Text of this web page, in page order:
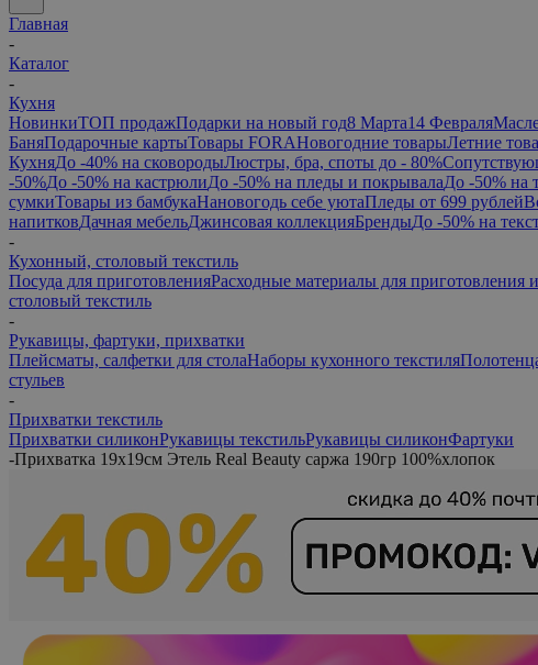
Главная
-
Каталог
-
Кухня
НовинкиТОП продажПодарки на новый год8 Марта14 Февраля
БаняПодарочные картыТовары FORAНовогодние товарыЛетние
КухняДо -40% на сковородыЛюстры, бра, споты до - 80%
-50%До -50% на кастрюлиДо -50% на пледы и покрывалаДо -50% на
сумкиТовары из бамбукаНановогодь себе уютаПледы от 699 рублей
напитковДачная мебельДжинсовая коллекцияБрендыДо -50% на
-
Кухонный, столовый текстиль
Посуда для приготовленияРасходные материалы для приготовления
столовый текстиль
-
Рукавицы, фартуки, прихватки
Плейсматы, салфетки для столаНаборы кухонного текстиля
стульев
-
Прихватки текстиль
Прихватки силиконРукавицы текстильРукавицы силиконФартуки
-Прихватка 19х19см Этель Real Beauty саржа 190гр 100%хлопок